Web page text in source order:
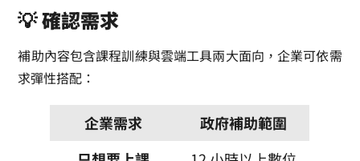
💡 確認需求
補助內容包含課程訓練與雲端工具兩大面向，企業可依需
求彈性搭配：
企業需求
政府補助範圍